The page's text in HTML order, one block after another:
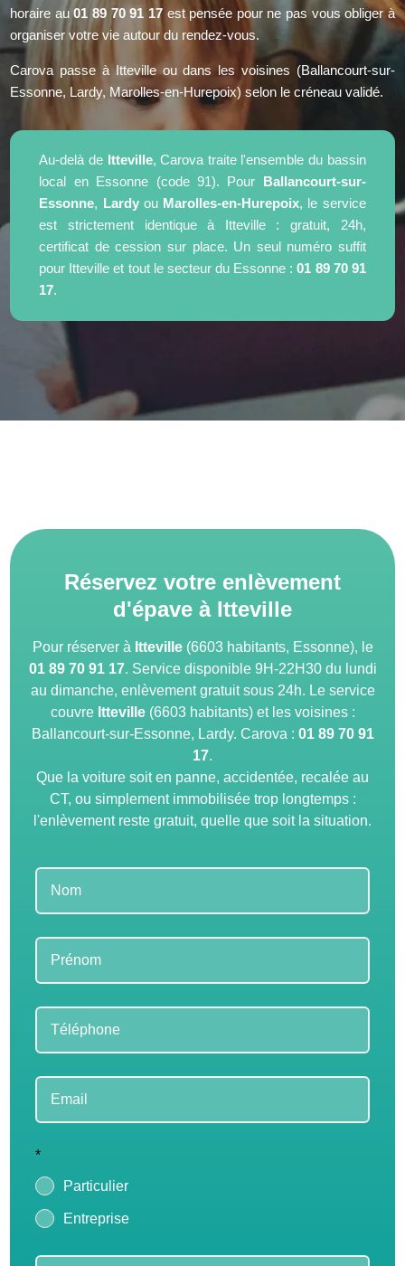
horaire au01 89 70 91 17est pensée pour ne pas vous obliger à
organiser votre vie autour du rendez-vous.
Carova passe à Itteville ou dans les voisines (Ballancourt-sur-
Essonne, Lardy, Marolles-en-Hurepoix) selon le créneau validé.
Au-delà de Itteville, Carova traite l'ensemble du bassin
local en Essonne (code 91). Pour Ballancourt-sur-
Essonne, Lardyou Marolles-en-Hurepoix, le service
est strictement identique à Itteville : gratuit, 24h,
certificat de cession sur place. Un seul numéro suffit
pour Itteville et tout le secteur du Essonne :01 89 70 91
17.
Réservez votre enlèvement
d'épave à Itteville
Pour réserver à Itteville(6603 habitants, Essonne), le
01 89 70 91 17. Service disponible 9H-22H30 du lundi
au dimanche, enlèvement gratuit sous 24h. Le service
couvre Itteville(6603 habitants) et les voisines :
Ballancourt-sur-Essonne, Lardy. Carova : 01 89 70 91
17.
Que la voiture soit en panne, accidentée, recalée au
CT, ou simplement immobilisée trop longtemps :
l'enlèvement reste gratuit, quelle que soit la situation.
Leave
field
*
Particulier
Entreprise